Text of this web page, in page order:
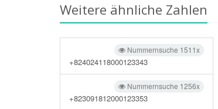
Weitere ähnliche Zahlen
Nummernsuche 1511x
+824024118000123343
Nummernsuche 1256x
+823091812000123353